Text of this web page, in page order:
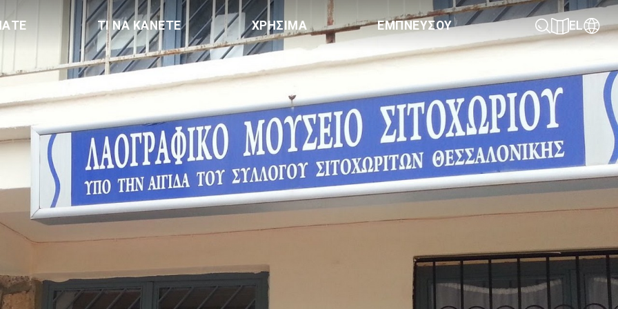
ΤΙ ΝΑ ΚΑΝΕΤΕ ΧΡΗΣΙΜΑ ΕΜΠΝΕΥΣΟΥ EL